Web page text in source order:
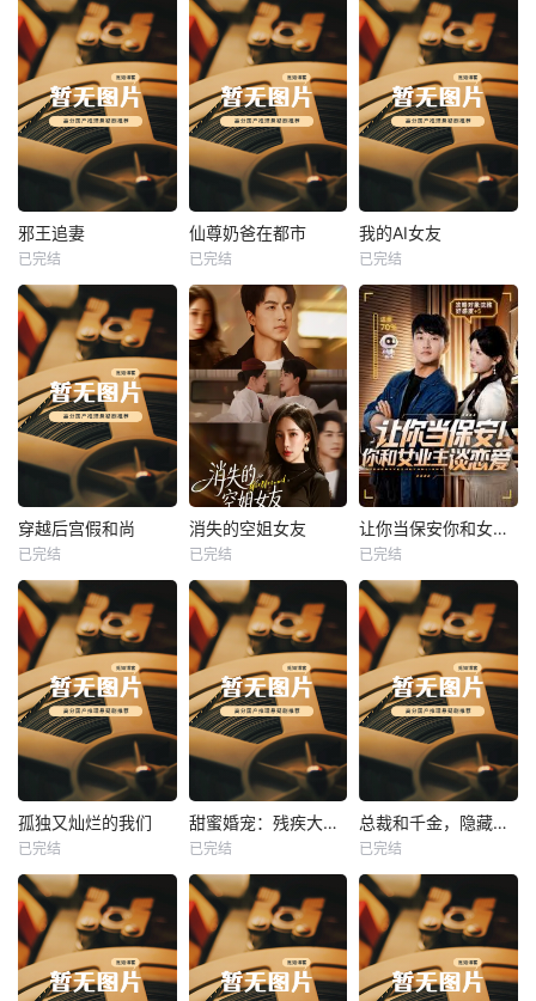
热播
邪王追妻
未知
邪王追妻
已完结
热播
未知
仙尊奶爸在都市
已完结
热播
我的AI女友
未知
我的AI女友
已完结
热播
未知
穿越后宫假和尚
已完结
热播
未知
消失的空姐女友
已完结
热播
未知
让你当保安你和女业主谈恋爱
已完结
热播
未知
孤独又灿烂的我们
已完结
热播
未知
甜蜜婚宠：残疾大佬夜夜撩
已完结
热播
未知
总裁和千金，隐藏身份闪婚了
已完结